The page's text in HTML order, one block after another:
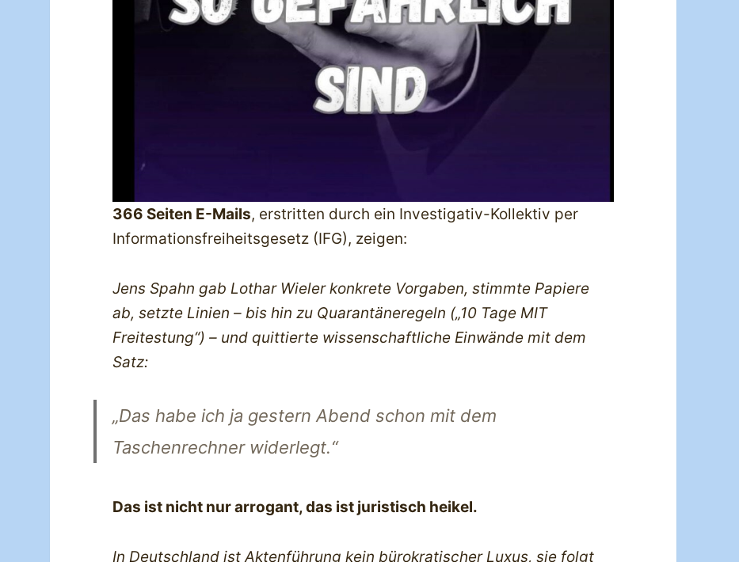
366 Seiten E-Mails, erstritten durch ein Investigativ-Kollektiv per
Informationsfreiheitsgesetz (IFG), zeigen:
Jens Spahn gab Lothar Wieler konkrete Vorgaben, stimmte Papiere
ab, setzte Linien – bis hin zu Quarantäneregeln („10 Tage MIT
Freitestung“) – und quittierte wissenschaftliche Einwände mit dem
Satz:
„Das habe ich ja gestern Abend schon mit dem
Taschenrechner widerlegt.“
Das ist nicht nur arrogant, das ist juristisch heikel.
In Deutschland ist Aktenführung kein bürokratischer Luxus, sie folgt